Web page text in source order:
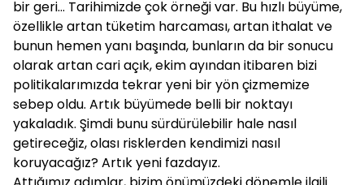
bir geri... Tarihimizde çok örneği var. Bu hızlı büyüme,
özellikle artan tüketim harcaması, artan ithalat ve
bunun hemen yanı başında, bunların da bir sonucu
olarak artan cari açık, ekim ayından itibaren bizi
politikalarımızda tekrar yeni bir yön çizmemize
sebep oldu. Artık büyümede belli bir noktayı
yakaladık. Şimdi bunu sürdürülebilir hale nasıl
getireceğiz, olası risklerden kendimizi nasıl
koruyacağız? Artık yeni fazdayız.